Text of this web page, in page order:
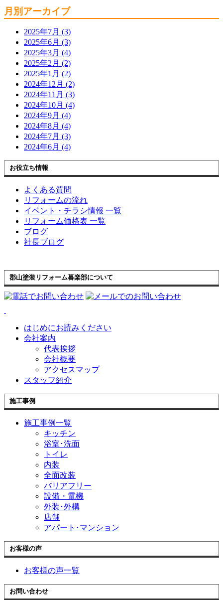
月別アーカイブ
2025年7月 (3)
2025年6月 (3)
2025年3月 (4)
2025年2月 (2)
2025年1月 (2)
2024年12月 (2)
2024年11月 (3)
2024年10月 (4)
2024年9月 (4)
2024年8月 (4)
2024年7月 (3)
2024年6月 (4)
お役立ち情報
よくある質問
リフォームの流れ
イベント・チラシ情報 一覧
リフォーム価格表 一覧
ブログ
社長ブログ
郡山塗装リフォーム暮楽部について
はじめにお読みください
会社案内
代表挨拶
会社概要
アクセスマップ
スタッフ紹介
施工事例
施工事例一覧
キッチン
浴室･洗面
トイレ
内装
全面改装
バリアフリー
設備・電機
外装･外構
店舗
アパート･マンション
お客様の声
お客様の声一覧
お問い合わせ